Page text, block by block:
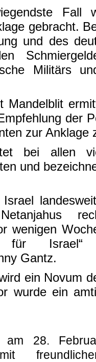
Fall
gebracht.
und des
Militärs
Mandelblit
der
zur Anklage
bei allen
und
wenigen
für
Gantz.
ein Novum
wurde ein
am 28.
mit